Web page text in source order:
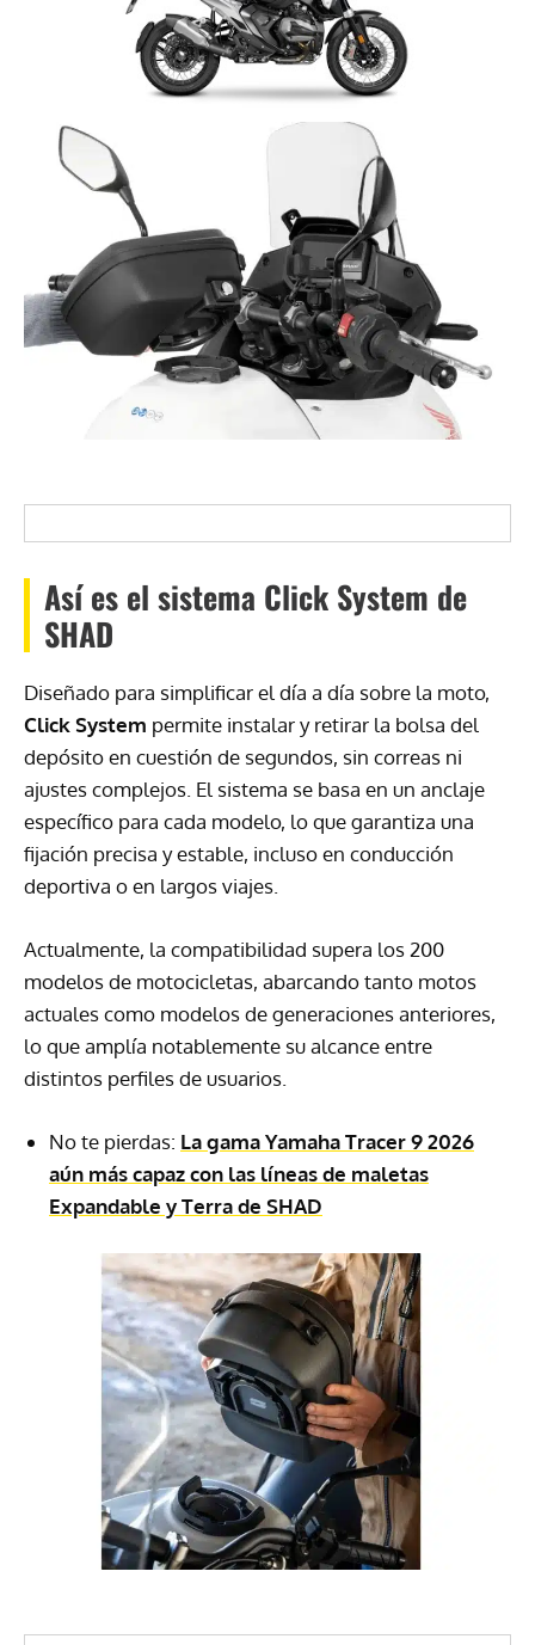
Así es el sistema Click System de
SHAD
Diseñado para simplificar el día a día sobre la moto,
Click System permite instalar y retirar la bolsa del
depósito en cuestión de segundos, sin correas ni
ajustes complejos. El sistema se basa en un anclaje
específico para cada modelo, lo que garantiza una
fijación precisa y estable, incluso en conducción
deportiva o en largos viajes.
Actualmente, la compatibilidad supera los 200
modelos de motocicletas, abarcando tanto motos
actuales como modelos de generaciones anteriores,
lo que amplía notablemente su alcance entre
distintos perfiles de usuarios.
No te pierdas: La gama Yamaha Tracer 9 2026
aún más capaz con las líneas de maletas
Expandable y Terra de SHAD